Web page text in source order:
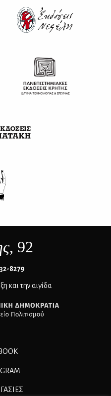
, 92
8279
και την αιγίδα